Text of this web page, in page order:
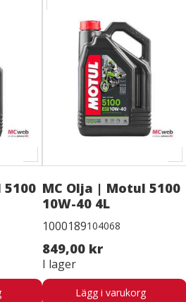
MC Olja | Motul 5100
10W-40 4L
1000189104068
849,00 kr
I lager
Lägg i varukorg